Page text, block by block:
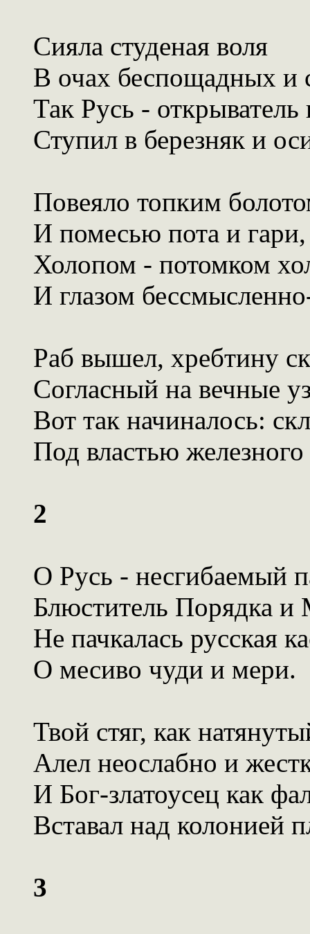
Сияла студеная воля
В очах беспощадных и
Так Русь -
Ступил в березняк и
Повеяло топким
И помесью пота и гари,
Холопом - потомком
И глазом
Раб вышел, хребтину
Согласный на вечные
Вот так начиналось:
Под властью
2
О Русь - несгибаемый
Блюститель Порядка
Не пачкалась русская
О месиво чуди и мери.
Твой стяг, как
Алел неослабно и
И Бог-златоусец как
Вставал над колонией
3